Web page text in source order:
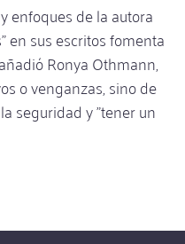
enfoques de la autora
en sus escritos fomenta
Ronya Othmann,
o venganzas, sino de
seguridad y "tener un